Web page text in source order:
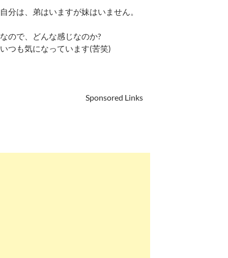
自分は、弟はいますが妹はいません。
なので、どんな感じなのか?
いつも気になっています(苦笑)
Sponsored Links